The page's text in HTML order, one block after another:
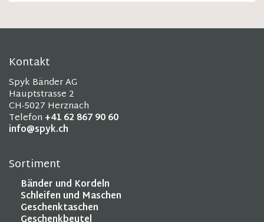
Kontakt
Spyk Bänder AG
Hauptstrasse 2
CH-5027 Herznach
Telefon +41 62 867 90 60
info@spyk.ch
Sortiment
Bänder und Kordeln
Schleifen und Maschen
Geschenktaschen